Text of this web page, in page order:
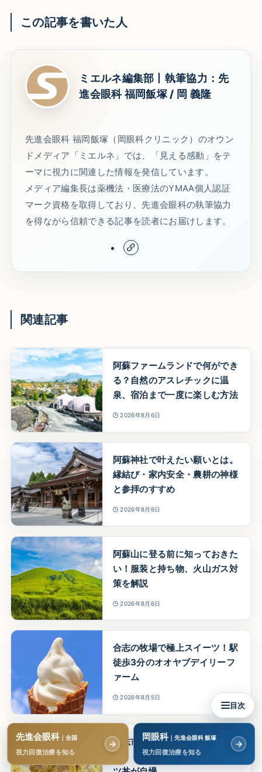
この記事を書いた人
ミエルネ編集部丨執筆協力：先
進会眼科 福岡飯塚 / 岡 義隆
先進会眼科 福岡飯塚（岡眼科クリニック）のオウン
ドメディア「ミエルネ」では、「見える感動」をテ
ーマに視力に関連した情報を発信しています。
メディア編集長は薬機法・医療法のYMAA個人認証
マーク資格を取得しており、先進会眼科の執筆協力
を得ながら信頼できる記事を読者にお届けします。
関連記事
阿蘇ファームランドで何ができ
る？自然のアスレチックに温
泉、宿泊まで一度に楽しむ方法
2026年8月6日
阿蘇神社で叶えたい願いとは。
縁結び・家内安全・農耕の神様
と参拝のすすめ
2026年8月6日
阿蘇山に登る前に知っておきた
い！服装と持ち物、火山ガス対
策を解説
2026年8月6日
合志の牧場で極上スイーツ！駅
徒歩3分のオオヤブデイリーフ
ァーム
2026年8月5日
合志市で昼休みに通いたい「柚
子」 日替わり定食とだし香るカ
先進会眼科｜全国
視力回復治療を知る
→
岡眼科｜先進会眼科 飯塚
視力回復治療を知る
→
目次